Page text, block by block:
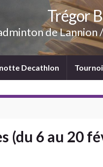
Trégor
de Lannion
Decathlon
(du 6 au 20